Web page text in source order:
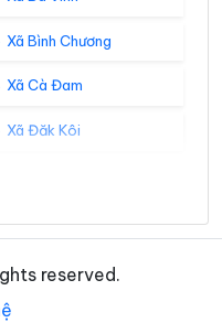
Xã Bình Chương
Xã Cà Đam
Xã Đăk Kôi
Xã Đăk Pék
Xã Đăk Pxi
Xã Đăk Rve
reserved.